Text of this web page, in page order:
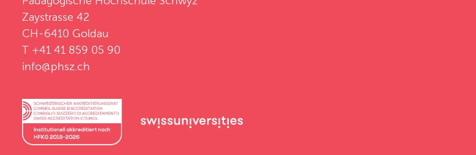
Zaystrasse 42
CH-6410 Goldau
T +41 41 859 05 90
info@phsz.ch